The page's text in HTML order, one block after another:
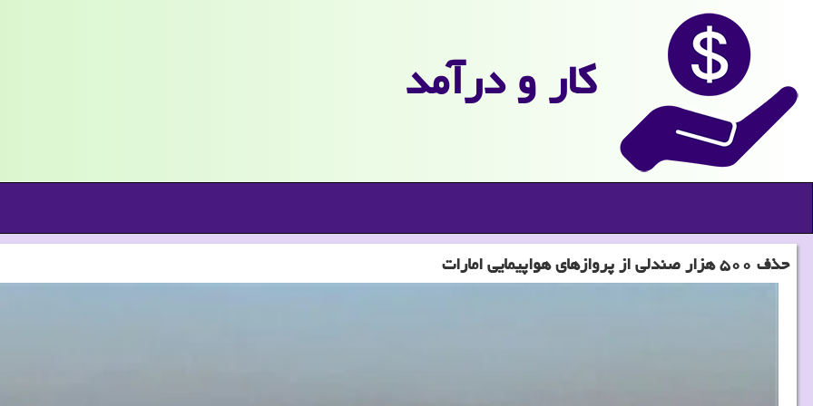
كار و درآمد
حذف ۵۰۰ هزار صندلی از پروازهای هواپیمایی امارات